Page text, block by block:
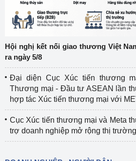
Hội nghị kết nối giao thương Việt
ra ngày 5/8
Đại diện Cục Xúc tiến thương
Thương mại - Đầu tư ASEAN lần
hợp tác Xúc tiến thương mại với
Cục Xúc tiến thương mại và Meta
trợ doanh nghiệp mở rộng thị trường